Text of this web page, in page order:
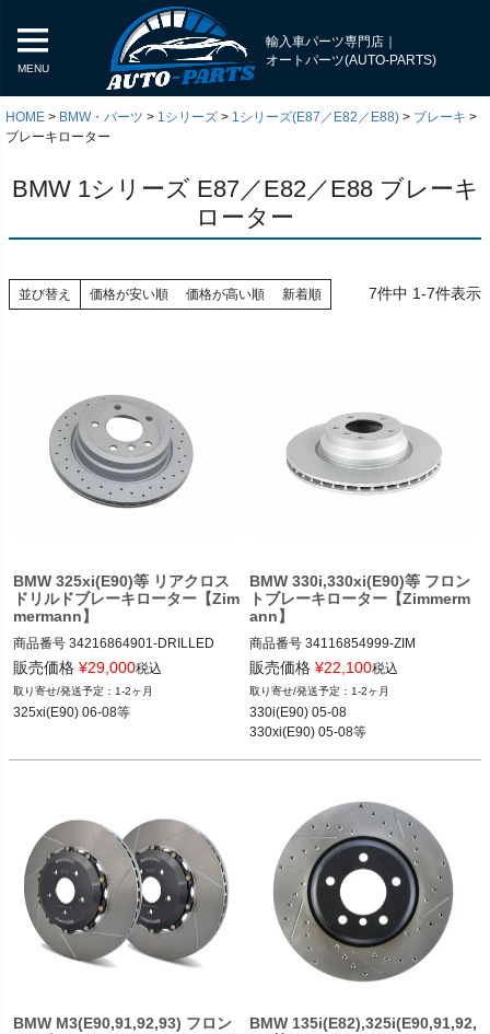
MENU
輸入車パーツ専門店｜
オートパーツ(AUTO-PARTS)
HOME BMW・パーツ 1シリーズ 1シリーズ(E87／E82／E88)
ブレーキ
ブレーキローター
BMW 1シリーズ E87／E82／E88 ブレーキ
ローター
並び替え 価格が安い順 価格が高い順 新着順 7件中 1-7件表示
BMW 325xi(E90)等 リアクロス
ドリルドブレーキローター【Zim
mermann】
商品番号 34216864901-DRILLED
34216864901-Drilled
12BMR"34216864901.Drilled"
販売価格 ¥29,000税込
1-2ヶ月
325xi(E90) 06-08等
BMW 330i,330xi(E90)等 フロン
トブレーキローター【Zimmerm
ann】
商品番号 34116854999-ZIM
34116854999-Zimmermann
12BMR"34116854999.Zimmermann"
販売価格 ¥22,100税込
1-2ヶ月
330i(E90) 05-08
330xi(E90) 05-08等
BMW M3(E90,91,92,93) フロン
BMW 135i(E82),325i(E90,91,92,